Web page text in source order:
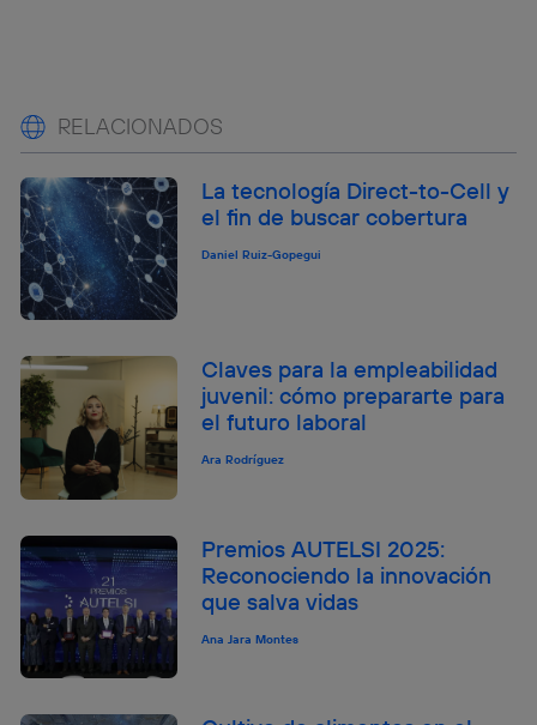
RELACIONADOS
La tecnología Direct-to-Cell y
el fin de buscar cobertura
Daniel Ruiz-Gopegui
Claves para la empleabilidad
juvenil: cómo prepararte para
el futuro laboral
Ara Rodríguez
Premios AUTELSI 2025:
Reconociendo la innovación
que salva vidas
Ana Jara Montes